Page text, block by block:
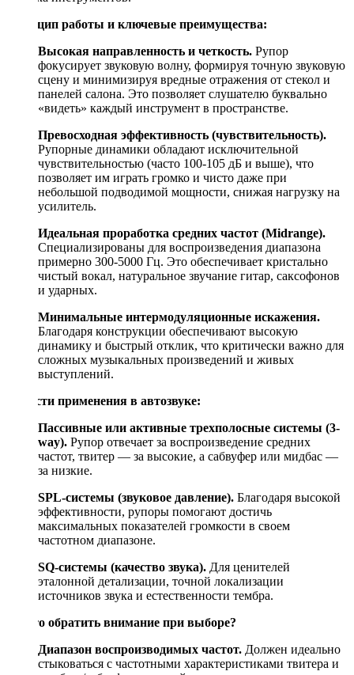
Принцип работы и ключевые преимущества:
Высокая направленность и четкость. Рупор
фокусирует звуковую волну, формируя точную звуковую
сцену и минимизируя вредные отражения от стекол и
панелей салона. Это позволяет слушателю буквально
«видеть» каждый инструмент в пространстве.
Превосходная эффективность (чувствительность).
Рупорные динамики обладают исключительной
чувствительностью (часто 100-105 дБ и выше), что
позволяет им играть громко и чисто даже при
небольшой подводимой мощности, снижая нагрузку на
усилитель.
Идеальная проработка средних частот (Midrange).
Специализированы для воспроизведения диапазона
примерно 300-5000 Гц. Это обеспечивает кристально
чистый вокал, натуральное звучание гитар, саксофонов
и ударных.
Минимальные интермодуляционные искажения.
Благодаря конструкции обеспечивают высокую
динамику и быстрый отклик, что критически важно для
сложных музыкальных произведений и живых
выступлений.
Области применения в автозвуке:
Пассивные или активные трехполосные системы (3-
way). Рупор отвечает за воспроизведение средних
частот, твитер — за высокие, а сабвуфер или мидбас —
за низкие.
SPL-системы (звуковое давление). Благодаря высокой
эффективности, рупоры помогают достичь
максимальных показателей громкости в своем
частотном диапазоне.
SQ-системы (качество звука). Для ценителей
эталонной детализации, точной локализации
источников звука и естественности тембра.
На что обратить внимание при выборе?
Диапазон воспроизводимых частот. Должен идеально
стыковаться с частотными характеристиками твитера и